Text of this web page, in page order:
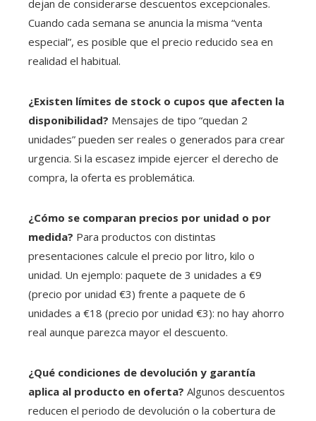
dejan de considerarse descuentos excepcionales.
Cuando cada semana se anuncia la misma “venta
especial”, es posible que el precio reducido sea en
realidad el habitual.
¿Existen límites de stock o cupos que afecten la
disponibilidad? Mensajes de tipo “quedan 2
unidades” pueden ser reales o generados para crear
urgencia. Si la escasez impide ejercer el derecho de
compra, la oferta es problemática.
¿Cómo se comparan precios por unidad o por
medida? Para productos con distintas
presentaciones calcule el precio por litro, kilo o
unidad. Un ejemplo: paquete de 3 unidades a €9
(precio por unidad €3) frente a paquete de 6
unidades a €18 (precio por unidad €3): no hay ahorro
real aunque parezca mayor el descuento.
¿Qué condiciones de devolución y garantía
aplica al producto en oferta? Algunos descuentos
reducen el periodo de devolución o la cobertura de